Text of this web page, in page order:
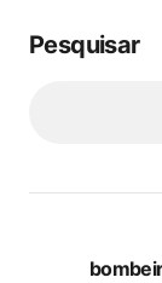
Pesquisar